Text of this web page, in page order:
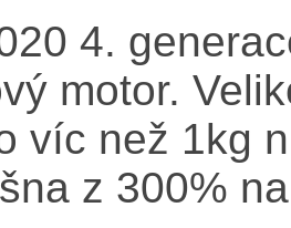
4.
motor.
víc než 1kg
z 300%